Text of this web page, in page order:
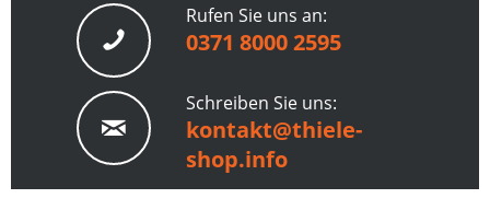
Rufen Sie uns an:
0371 8000 2595
Schreiben Sie uns:
kontakt@thiele-
shop.info